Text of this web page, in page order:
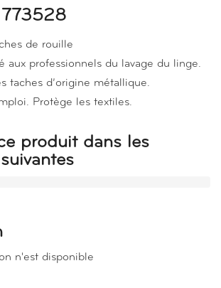
773528
de rouille
aux professionnels du lavage du linge.
taches d’origine métallique.
Protège les textiles.
produit dans les
n'est disponible